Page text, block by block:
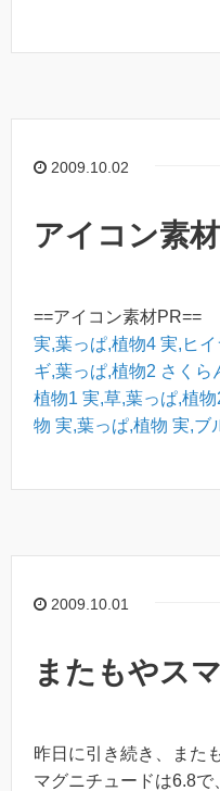
2009.10.02
アイコン素
==アイコン素材PR==
実,葉っぱ,植物4 実,ヒ
ギ,葉っぱ,植物2 さくら
植物1 実,草,葉っぱ,植物
物 実,葉っぱ,植物 実,ブ
2009.10.01
またもやス
昨日に引き続き、また
マグニチュードは6.8